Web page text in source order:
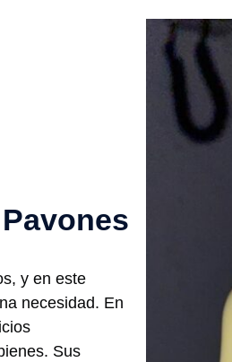
y en este
necesidad. En
Sus